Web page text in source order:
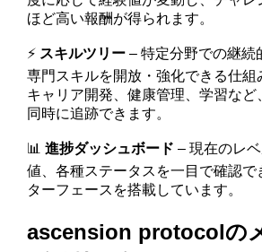
ほど高い報酬が得られます。
⚡ スキルツリー – 特定分野での継続
専門スキルを開放・強化できる仕組
キャリア開発、健康管理、学習など
同時に追跡できます。
📊進捗ダッシュボード – 現在のレ
値、各種ステータスを一目で確認で
ターフェースを搭載しています。
ascension protocolの